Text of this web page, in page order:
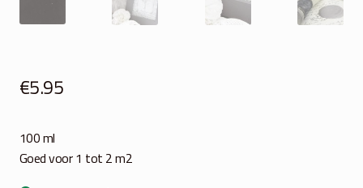
€5.95
100 ml
Goed voor 1 tot 2 m2